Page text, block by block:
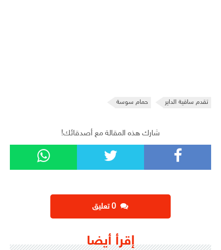
تقدم ساقية الداير حمام سوسة
شارك هذه المقالة مع أصدقائك!
إقرأ أيضا